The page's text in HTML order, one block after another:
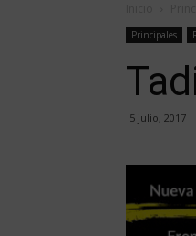
Principales
5 julio, 2017